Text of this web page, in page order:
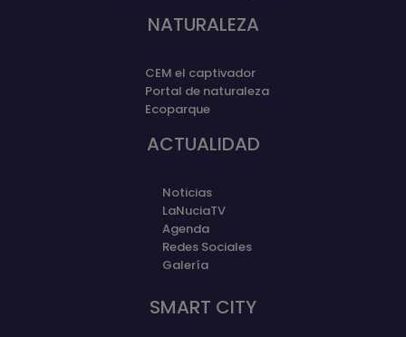
NATURALEZA
CEM el captivador
Portal de naturaleza
Ecoparque
ACTUALIDAD
Noticias
LaNuciaTV
Agenda
Redes Sociales
Galería
SMART CITY